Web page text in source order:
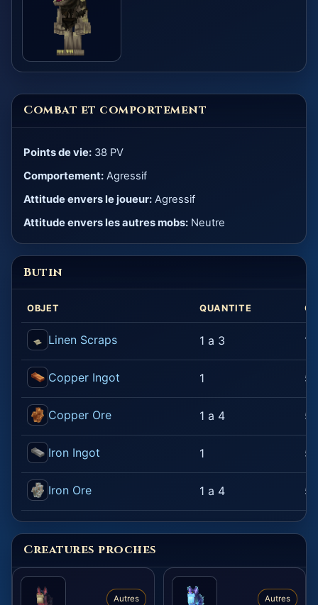
Combat et comportement
Points de vie: 38 PV
Comportement: Agressif
Attitude envers le joueur: Agressif
Attitude envers les autres mobs: Neutre
Butin
OBJET QUANTITE
Linen Scraps 1 a 3
Copper Ingot 1
Copper Ore 1 a 4
Iron Ingot 1
Iron Ore 1 a 4
Creatures proches
Autres Autres